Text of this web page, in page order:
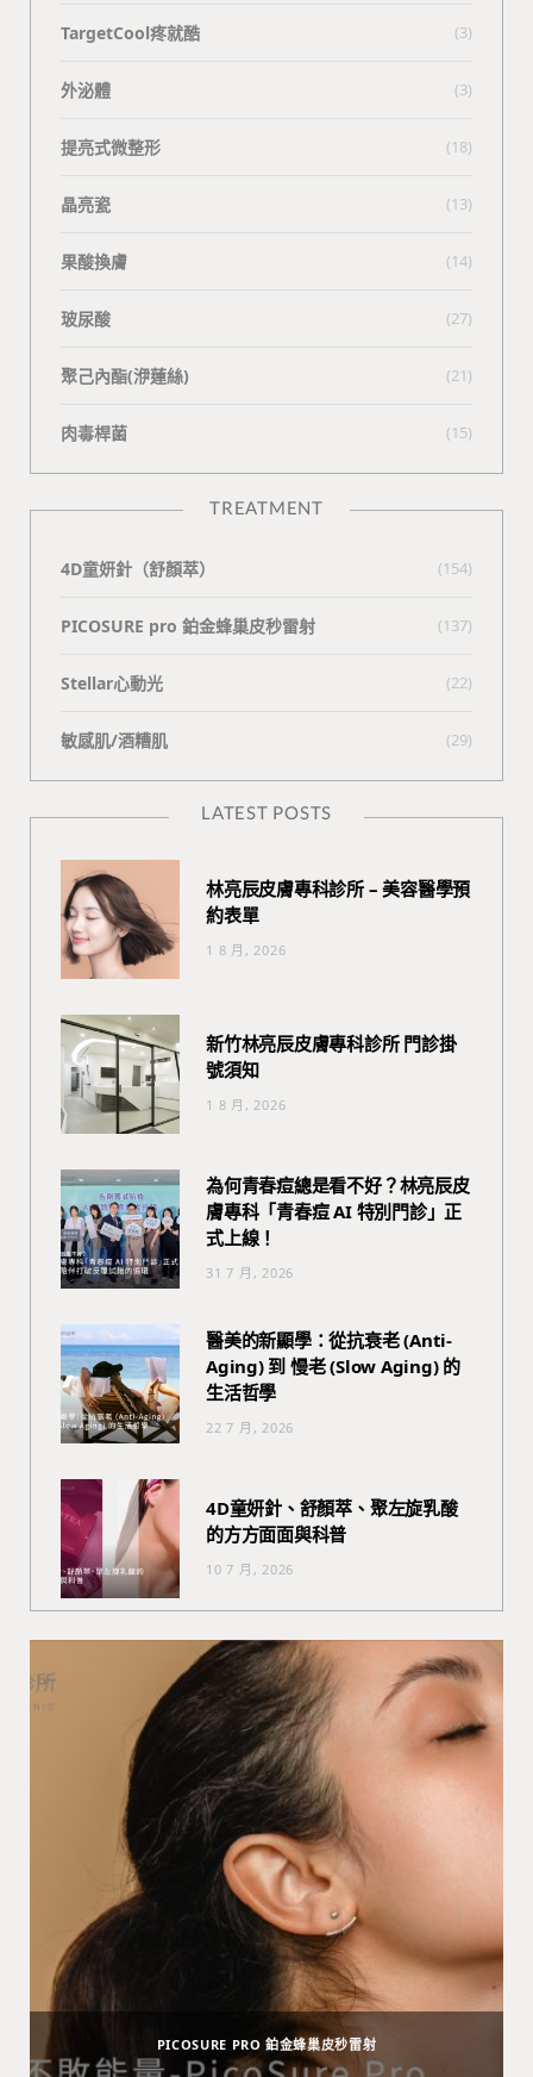
TargetCool疼就酷 (3)
外泌體 (3)
提亮式微整形 (18)
晶亮瓷 (13)
果酸換膚 (14)
玻尿酸 (27)
聚己內酯(洢蓮絲) (21)
肉毒桿菌 (15)
TREATMENT
4D童妍針（舒顏萃） (154)
PICOSURE pro 鉑金蜂巢皮秒雷射 (137)
Stellar心動光 (22)
敏感肌/酒糟肌 (29)
LATEST POSTS
林亮辰皮膚專科診所 – 美容醫學預
約表單
1 8 月, 2026
新竹林亮辰皮膚專科診所 門診掛
號須知
1 8 月, 2026
為何青春痘總是看不好？林亮辰皮
膚專科「青春痘 AI 特別門診」正
式上線！
31 7 月, 2026
醫美的新顯學：從抗衰老 (Anti-
Aging) 到 慢老 (Slow Aging) 的
生活哲學
22 7 月, 2026
4D童妍針、舒顏萃、聚左旋乳酸
的方方面面與科普
10 7 月, 2026
PICOSURE PRO 鉑金蜂巢皮秒雷射